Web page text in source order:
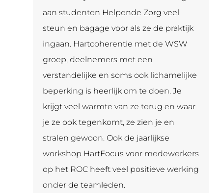
aan studenten Helpende Zorg veel
steun en bagage voor als ze de praktijk
ingaan. Hartcoherentie met de WSW
groep, deelnemers met een
verstandelijke en soms ook lichamelijke
beperking is heerlijk om te doen. Je
krijgt veel warmte van ze terug en waar
je ze ook tegenkomt, ze zien je en
stralen gewoon. Ook de jaarlijkse
workshop HartFocus voor medewerkers
op het ROC heeft veel positieve werking
onder de teamleden.